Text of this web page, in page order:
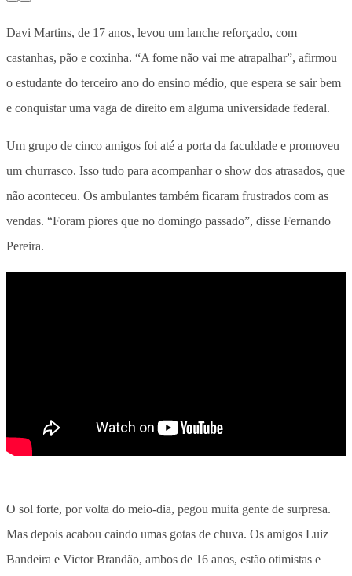
Davi Martins, de 17 anos, levou um lanche reforçado, com
castanhas, pão e coxinha. “A fome não vai me atrapalhar”, afirmou
o estudante do terceiro ano do ensino médio, que espera se sair bem
e conquistar uma vaga de direito em alguma universidade federal.
Um grupo de cinco amigos foi até a porta da faculdade e promoveu
um churrasco. Isso tudo para acompanhar o show dos atrasados, que
não aconteceu. Os ambulantes também ficaram frustrados com as
vendas. “Foram piores que no domingo passado”, disse Fernando
Pereira.
O sol forte, por volta do meio-dia, pegou muita gente de surpresa.
Mas depois acabou caindo umas gotas de chuva. Os amigos Luiz
Bandeira e Victor Brandão, ambos de 16 anos, estão otimistas e